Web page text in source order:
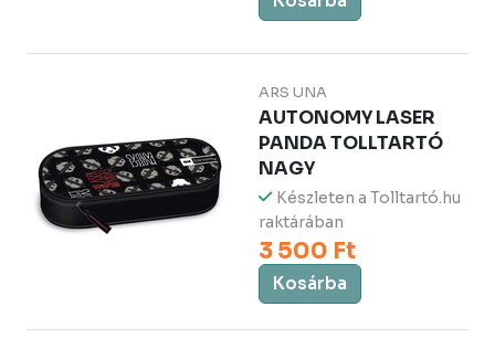
ARS UNA
AUTONOMY LASER
PANDA TOLLTARTÓ
NAGY
Készleten a Tolltartó.hu
raktárában
3 500 Ft
Kosárba